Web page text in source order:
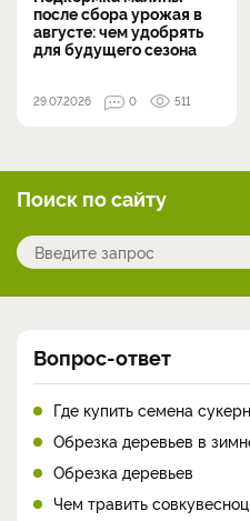
после сбора урожая в
августе: чем удобрять
для будущего сезона
29.07.2026 0 511
Поиск по сайту
Вопрос-ответ
Где купить семена
Обрезка деревьев в
Обрезка деревьев
Чем травить совкувесноц